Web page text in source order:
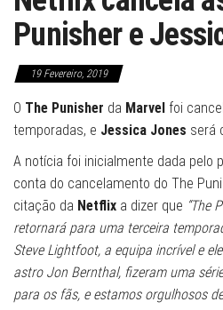
Punisher e
19 Fevereiro, 2019
O The Punisher da Marvel foi
temporadas, e Jessica Jones será
A notícia foi inicialmente dada pelo
conta do cancelamento do The
citação da Netflix a dizer que “The
retornará para uma terceira
Steve Lightfoot, a equipa incrível e
astro Jon Bernthal, fizeram uma
para os fãs, e estamos orgulhosos